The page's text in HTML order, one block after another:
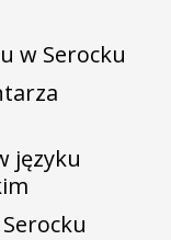
w Serocku
języku